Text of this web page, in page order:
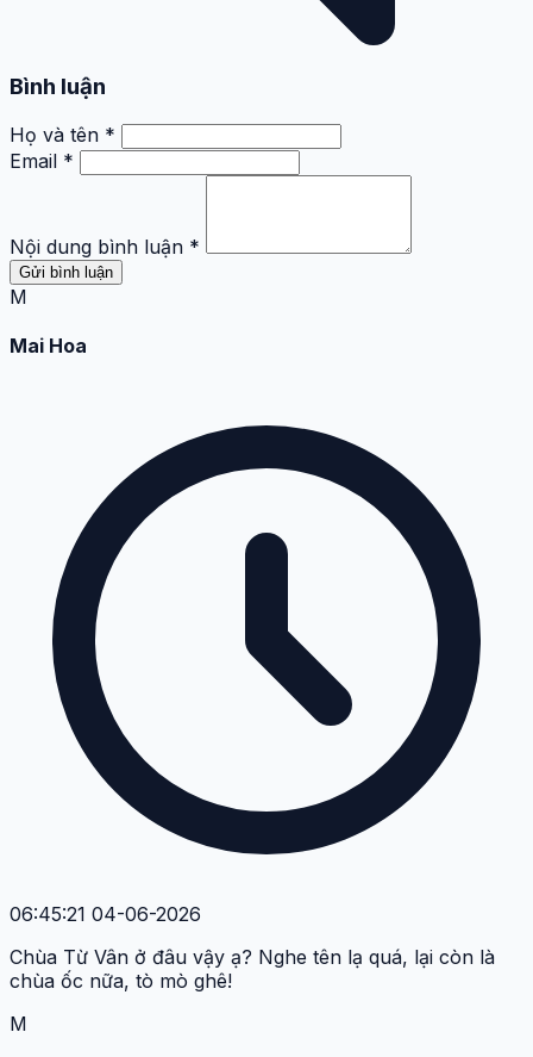
Bình luận
Họ và tên *
Email *
Nội dung bình luận *
Gửi bình luận
M
Mai Hoa
06:45:21 04-06-2026
Chùa Từ Vân ở đâu vậy ạ? Nghe tên lạ quá, lại còn là
chùa ốc nữa, tò mò ghê!
M